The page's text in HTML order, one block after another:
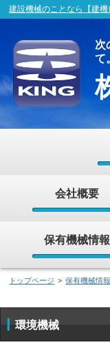
建設機械のことなら【建機
次
て
会社概要
保有機械情報
トップページ > 保有機械情報
環境機械